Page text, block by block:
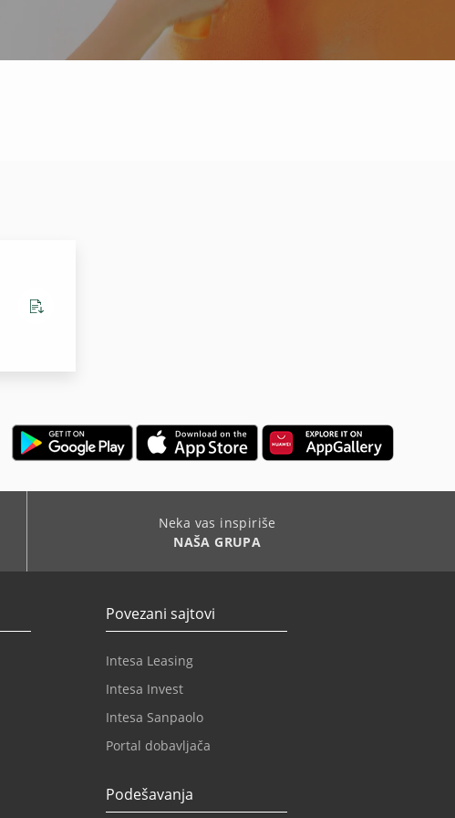
Neka vas inspiriše
NAŠA GRUPA
Povezani sajtovi
Intesa Leasing
Intesa Invest
Intesa Sanpaolo
Portal dobavljača
Podešavanja